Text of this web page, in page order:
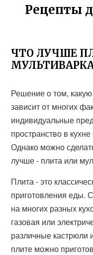
Рецепты
ЧТО ЛУЧШЕ
Решение о том,
зависит от многих
индивидуальные
пространство в
Однако можно
лучше - плита или
Плита - это
приготовления еды.
на многих разных
газовая или
различные кастрюли
плите можно